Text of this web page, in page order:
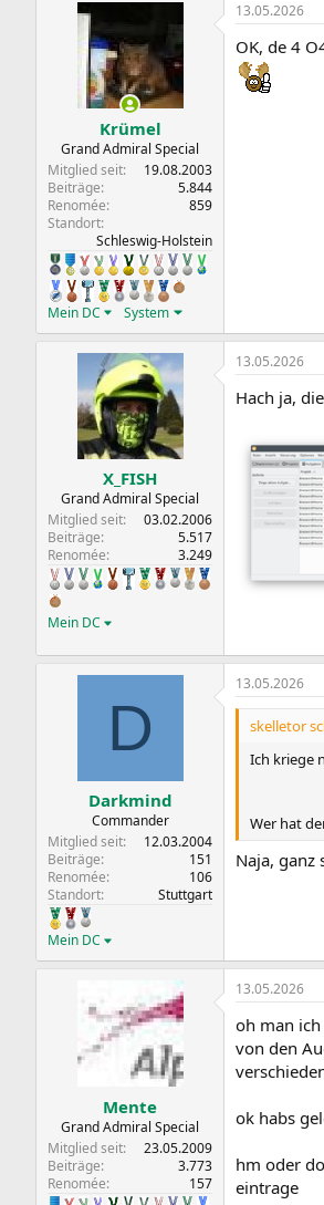
Krümel
Grand Admiral Special
Mitglied seit
19.08.2003
Beiträge
5.844
Renomée
859
Standort
Schleswig-Holstein
Mein DC System
13.05.2026
OK, de 4
X_FISH
Grand Admiral Special
Mitglied seit
03.02.2006
Beiträge
5.517
Renomée
3.249
Mein DC
13.05.2026
Hach ja,
D
Darkmind
Commander
Mitglied seit
12.03.2004
Beiträge
151
Renomée
106
Standort
Stuttgart
Mein DC
13.05.2026
skelletor
Ich kriege
Wer hat
Naja, ganz
Mente
Grand Admiral Special
Mitglied seit
23.05.2009
Beiträge
3.773
Renomée
157
13.05.2026
oh man
von den
ok habs
hm oder
eintrage